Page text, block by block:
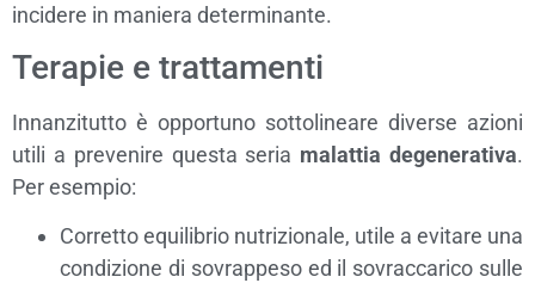
incidere in maniera determinante.
Terapie e trattamenti
Innanzitutto è opportuno sottolineare diverse azioni
utili a prevenire questa seria malattia degenerativa.
Per esempio:
Corretto equilibrio nutrizionale, utile a evitare una
condizione di sovrappeso ed il sovraccarico sulle